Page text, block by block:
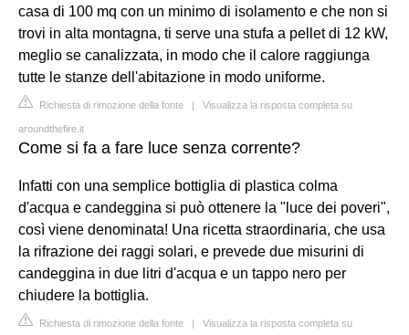
casa di 100 mq con un minimo di isolamento e che non si
trovi in alta montagna, ti serve una stufa a pellet di 12 kW,
meglio se canalizzata, in modo che il calore raggiunga
tutte le stanze dell'abitazione in modo uniforme.
Richiesta di rimozione della fonte | Visualizza la risposta completa su
aroundthefire.it
Come si fa a fare luce senza corrente?
Infatti con una semplice bottiglia di plastica colma
d'acqua e candeggina si può ottenere la "luce dei poveri",
così viene denominata! Una ricetta straordinaria, che usa
la rifrazione dei raggi solari, e prevede due misurini di
candeggina in due litri d'acqua e un tappo nero per
chiudere la bottiglia.
Richiesta di rimozione della fonte | Visualizza la risposta completa su